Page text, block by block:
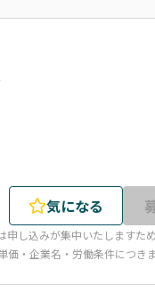
気になる
申し込みが集中いたしますた
価・企業名・労働条件につき